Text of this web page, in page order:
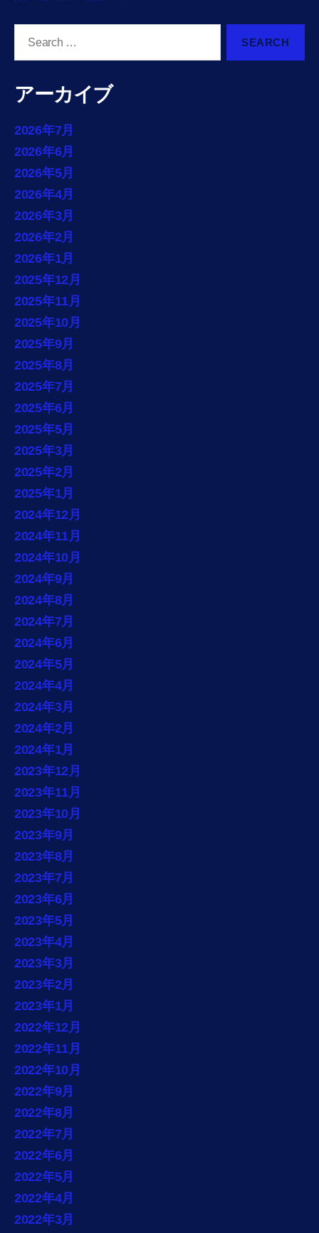
アーカイブ
2026年7月
2026年6月
2026年5月
2026年4月
2026年3月
2026年2月
2026年1月
2025年12月
2025年11月
2025年10月
2025年9月
2025年8月
2025年7月
2025年6月
2025年5月
2025年3月
2025年2月
2025年1月
2024年12月
2024年11月
2024年10月
2024年9月
2024年8月
2024年7月
2024年6月
2024年5月
2024年4月
2024年3月
2024年2月
2024年1月
2023年12月
2023年11月
2023年10月
2023年9月
2023年8月
2023年7月
2023年6月
2023年5月
2023年4月
2023年3月
2023年2月
2023年1月
2022年12月
2022年11月
2022年10月
2022年9月
2022年8月
2022年7月
2022年6月
2022年5月
2022年4月
2022年3月